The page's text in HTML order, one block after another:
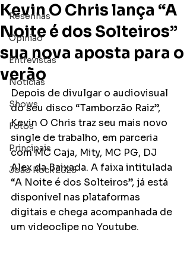
Resenhas
Opinião
Entrevistas
Notícias
Shows
Fotos
Principais
João Rock 2025
Kevin O Chris lança “A
Noite é dos Solteiros”
sua nova aposta para o
verão
Depois de divulgar o audiovisual
do seu disco “Tamborzão Raiz”,
Kevin O Chris traz seu mais novo
single de trabalho, em parceria
com MC Caja, Mity, MC PG, DJ
Alex da Baixada. A faixa intitulada
“A Noite é dos Solteiros”, já está
disponível nas plataformas
digitais e chega acompanhada de
um videoclipe no Youtube.